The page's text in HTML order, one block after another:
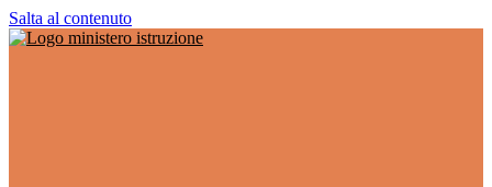
Salta al contenuto